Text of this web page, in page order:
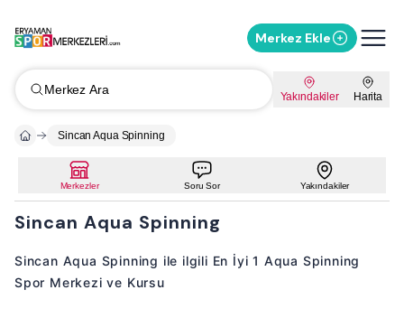
Merkez Ekle
Merkez Ara Yakındakiler Harita
Sincan Aqua Spinning
Merkezler Soru Sor Yakındakiler
Sincan Aqua Spinning
Sincan Aqua Spinning ile ilgili En İyi 1 Aqua Spinning
Spor Merkezi ve Kursu